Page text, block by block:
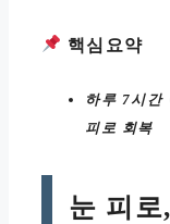
핵심요약
하루 7시간
피로 회복
눈 피